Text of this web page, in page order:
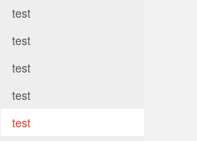
test
test
test
test
test